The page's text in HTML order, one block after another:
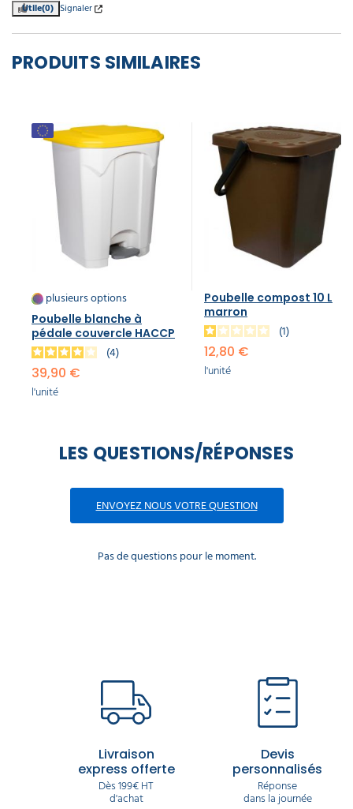
PRODUITS SIMILAIRES
plusieurs options
Poubelle blanche à
pédale couvercle HACCP
4
39,90 €
l'unité
Poubelle compost 10 L
marron
1
12,80 €
l'unité
LES QUESTIONS/RÉPONSES
ENVOYEZ NOUS VOTRE QUESTION
Pas de questions pour le moment.
Utile(0) Signaler
Livraison
express offerte
Dès 199€ HT
d'achat
Devis
personnalisés
Réponse
dans la journée